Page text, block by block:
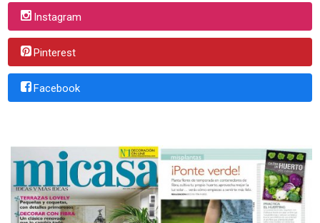
Instagram
Pinterest
Facebook